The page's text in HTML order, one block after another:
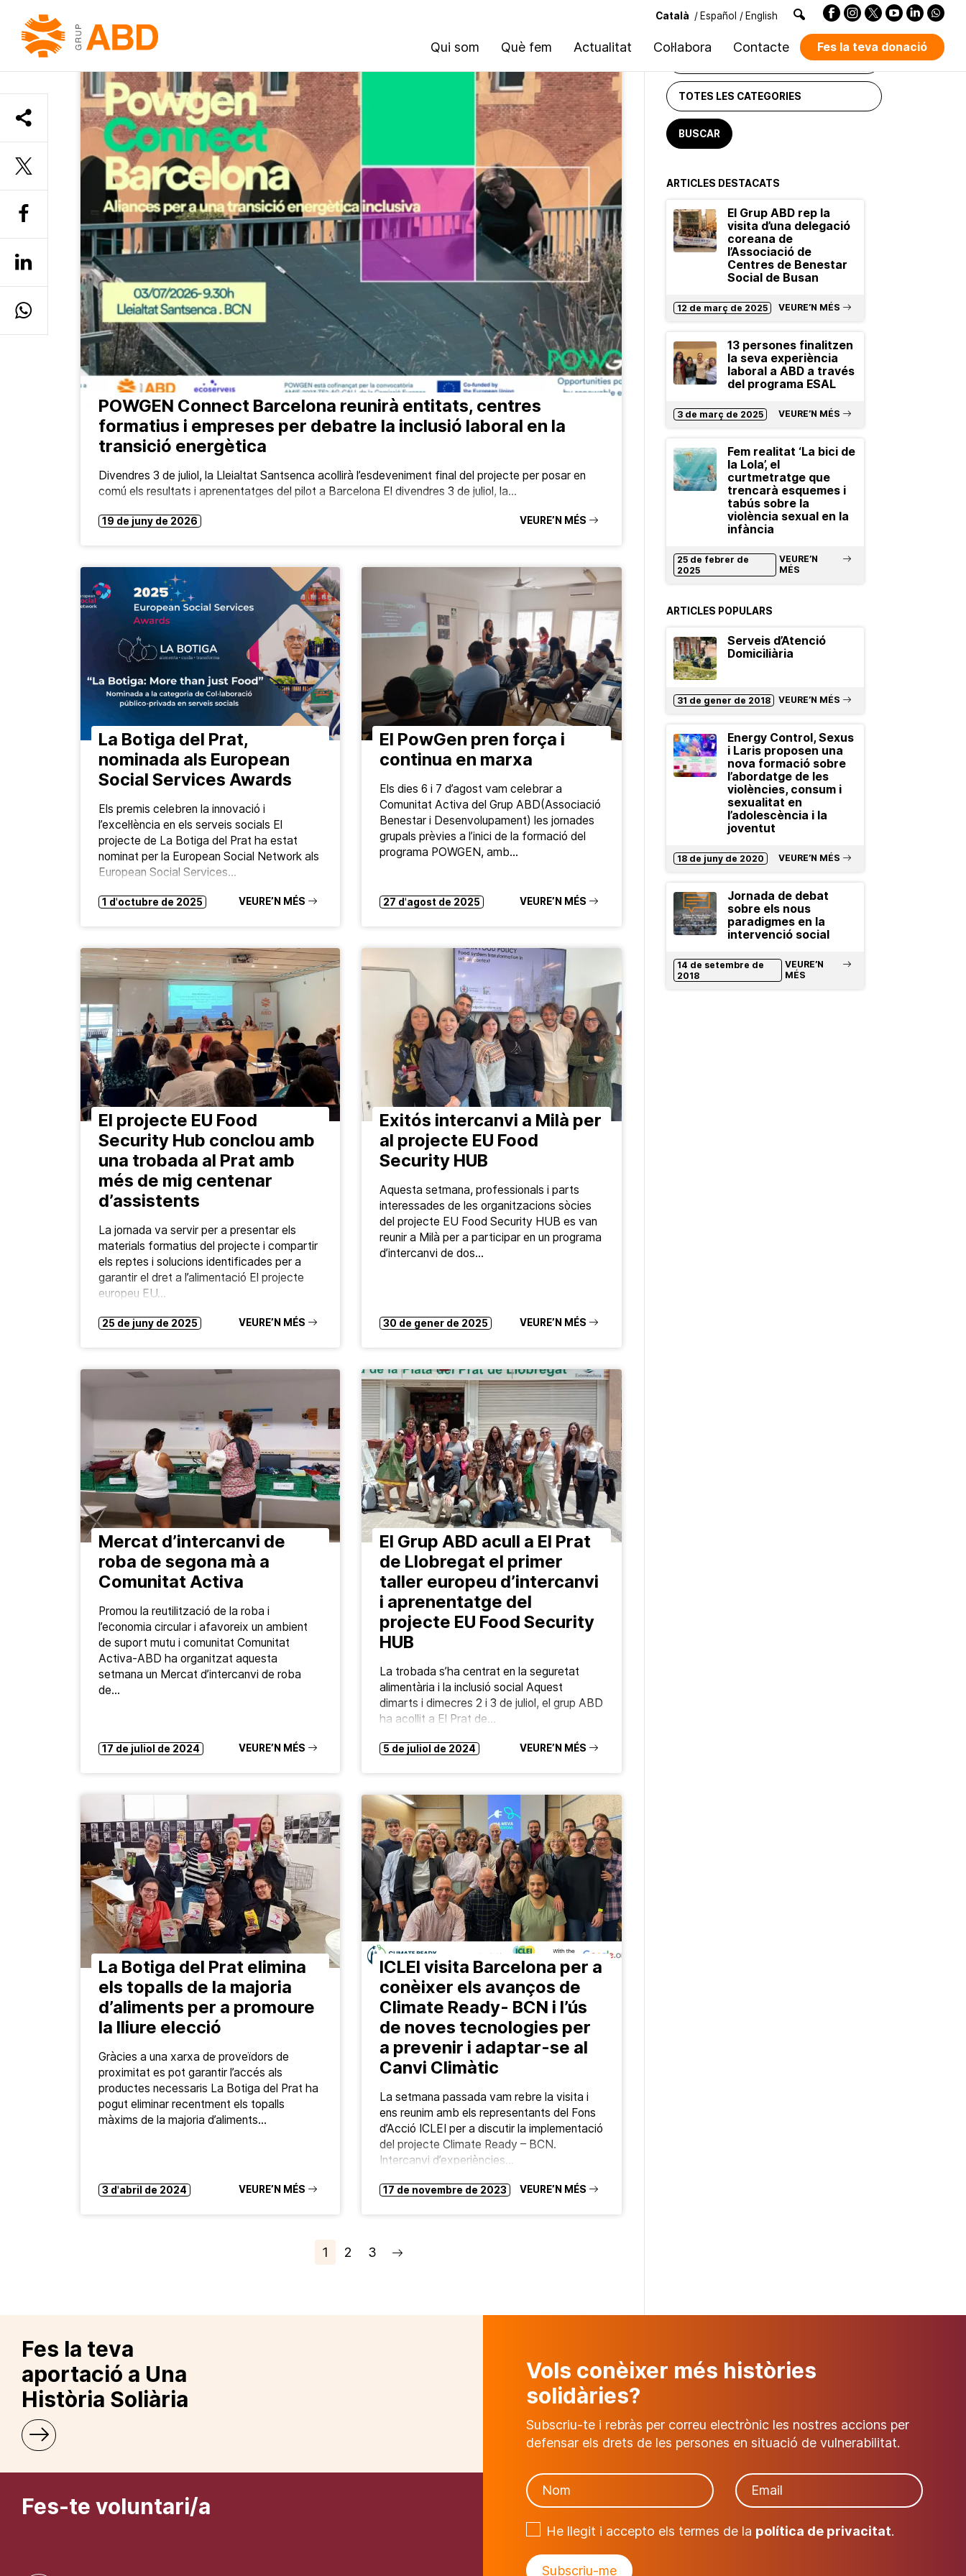
Català / Español / English
Qui som Què fem Actualitat Col·labora Contacte Fes la teva donació
INICI»SOSTENIBILITAT
POWGEN Connect Barcelona reunirà entitats, centres
formatius i empreses per debatre la inclusió laboral en la
transició energètica
Divendres 3 de juliol, la Lleialtat Santsenca acollirà l’esdeveniment final del projecte per posar en
comú els resultats i aprenentatges del pilot a Barcelona El divendres 3 de juliol, la…
19 de juny de 2026 VEURE’N MÉS
La Botiga del Prat,
nominada als European
Social Services Awards
Els premis celebren la innovació i
l’excel·lència en els serveis socials El
projecte de La Botiga del Prat ha estat
nominat per la European Social Network als
European Social Services…
1 d'octubre de 2025 VEURE’N MÉS
El PowGen pren força i
continua en marxa
Els dies 6 i 7 d’agost vam celebrar a
Comunitat Activa del Grup ABD(Associació
Benestar i Desenvolupament) les jornades
grupals prèvies a l’inici de la formació del
programa POWGEN, amb…
27 d'agost de 2025 VEURE’N MÉS
El projecte EU Food
Security Hub conclou amb
una trobada al Prat amb
més de mig centenar
d’assistents
La jornada va servir per a presentar els
materials formatius del projecte i compartir
els reptes i solucions identificades per a
garantir el dret a l’alimentació El projecte
europeu EU…
25 de juny de 2025 VEURE’N MÉS
Exitós intercanvi a Milà per
al projecte EU Food
Security HUB
Aquesta setmana, professionals i parts
interessades de les organitzacions sòcies
del projecte EU Food Security HUB es van
reunir a Milà per a participar en un programa
d’intercanvi de dos…
30 de gener de 2025 VEURE’N MÉS
Mercat d’intercanvi de
roba de segona mà a
Comunitat Activa
Promou la reutilització de la roba i
l’economia circular i afavoreix un ambient
de suport mutu i comunitat Comunitat
Activa-ABD ha organitzat aquesta
setmana un Mercat d’intercanvi de roba
de…
17 de juliol de 2024 VEURE’N MÉS
El Grup ABD acull a El Prat
de Llobregat el primer
taller europeu d’intercanvi
i aprenentatge del
projecte EU Food Security
HUB
La trobada s’ha centrat en la seguretat
alimentària i la inclusió social Aquest
dimarts i dimecres 2 i 3 de juliol, el grup ABD
ha acollit a El Prat de…
5 de juliol de 2024 VEURE’N MÉS
La Botiga del Prat elimina
els topalls de la majoria
d’aliments per a promoure
la lliure elecció
Gràcies a una xarxa de proveïdors de
proximitat es pot garantir l’accés als
productes necessaris La Botiga del Prat ha
pogut eliminar recentment els topalls
màxims de la majoria d’aliments…
3 d'abril de 2024 VEURE’N MÉS
ICLEI visita Barcelona per a
conèixer els avanços de
Climate Ready- BCN i l’ús
de noves tecnologies per
a prevenir i adaptar-se al
Canvi Climàtic
La setmana passada vam rebre la visita i
ens reunim amb els representants del Fons
d’Acció ICLEI per a discutir la implementació
del projecte Climate Ready – BCN.
Intercanvi d’experiències…
17 de novembre de 2023 VEURE’N MÉS
1 2 3
ARTICLES DESTACATS
El Grup ABD rep la
visita d’una delegació
coreana de
l’Associació de
Centres de Benestar
Social de Busan
12 de març de 2025 VEURE’N MÉS
13 persones finalitzen
la seva experiència
laboral a ABD a través
del programa ESAL
3 de març de 2025 VEURE’N MÉS
Fem realitat ‘La bici de
la Lola’, el
curtmetratge que
trencarà esquemes i
tabús sobre la
violència sexual en la
infància
25 de febrer de
2025
VEURE’N
MÉS
ARTICLES POPULARS
Serveis d’Atenció
Domiciliària
31 de gener de 2018 VEURE’N MÉS
Energy Control, Sexus
i Laris proposen una
nova formació sobre
l’abordatge de les
violències, consum i
sexualitat en
l’adolescència i la
joventut
18 de juny de 2020 VEURE’N MÉS
Jornada de debat
sobre els nous
paradigmes en la
intervenció social
14 de setembre de
2018
VEURE’N
MÉS
Fes la teva
aportació a Una
Història Soliària
Fes-te voluntari/a
Vols conèixer més històries
solidàries?
Subscriu-te i rebràs per correu electrònic les nostres accions per
defensar els drets de les persones en situació de vulnerabilitat.
He llegit i accepto els termes de la política de privacitat.